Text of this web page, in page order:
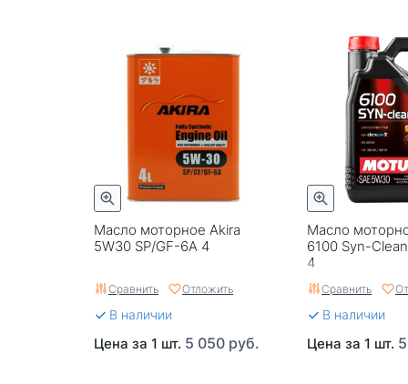
Масло моторное Akira
5W30 SP/GF-6A 4
Сравнить Отложить
В наличии
Цена за 1 шт. 5 050 руб.
Масло
6100 Syn-
4
Сравнить
В наличии
Цена за 1 шт.